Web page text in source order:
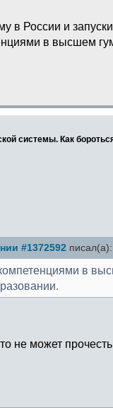
в России и
в высшем
системы. Как
#1372592 писал(а):
в
то не может